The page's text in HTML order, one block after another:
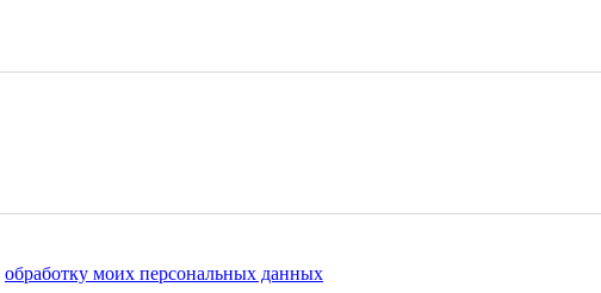
обработку моих персональных данных